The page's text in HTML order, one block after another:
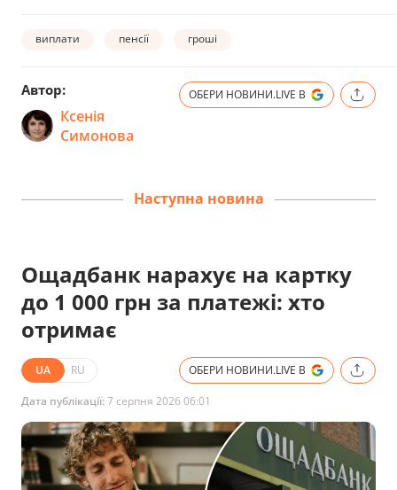
виплати пенсії гроші
Автор:
Ксенія
Симонова
ОБЕРИ НОВИНИ.LIVE В
Наступна новина
Ощадбанк нарахує на картку
до 1 000 грн за платежі: хто
отримає
UA RU ОБЕРИ НОВИНИ.LIVE В
Дата публікації:7 серпня 2026 06:01